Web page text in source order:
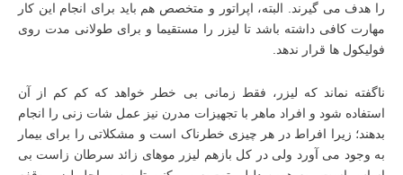
را هدف می گیرند. البته، اپراتور و متخصص هم باید برای انجام این کار
مهارت کافی داشته باشد تا لیزر را مستقیما و برای طولانی مدت روی
فولیکول‌ ها قرار ندهد.
ناگفته نماند که لیزر، فقط زمانی بی‌ خطر خواهد که کم کم از آن
استفاده شود و افراد ماهر با تجهیزات مدرن نیز عمل شات زنی را انجام
بدهند؛ زیرا افراط در هر چیزی خطرناک است و مشکلاتی را برای بیمار
به وجود می آورد ولی در کل بازهم لیزر موهای زائد سرطان زاست بی